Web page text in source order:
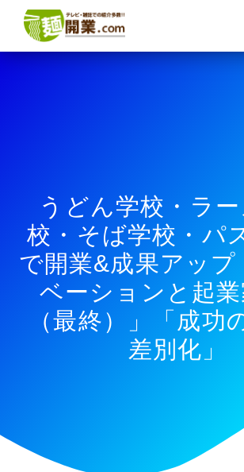
うどん学校・ラ
校・そば学校・パ
で開業&成果アップ
ベーションと起
（最終）」「成功
差別化」